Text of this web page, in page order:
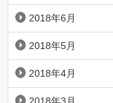
2018年6月
2018年5月
2018年4月